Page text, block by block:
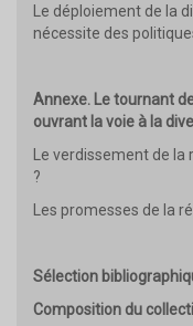
Le déploiement de la
nécessite des
Annexe. Le tournant
ouvrant la voie à la
Le verdissement de
?
Les promesses de la
Sélection
Composition du